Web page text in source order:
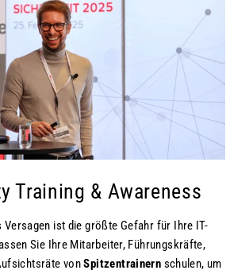
Training & Awareness
Versagen ist die größte Gefahr für Ihre IT-
Sie Ihre Mitarbeiter, Führungskräfte,
vonSpitzentrainern schulen, um